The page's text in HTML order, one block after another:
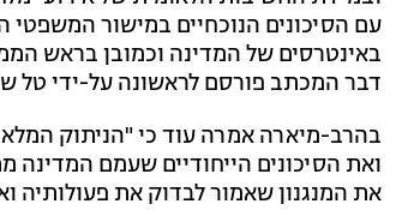
עם הסיכונים הנוכחיים במישור המשפטי
באינטרסים של המדינה וכמובן בראש
דבר המכתב פורסם לראשונה על-ידי טל
בהרב-מיארה אמרה עוד כי "הניתוק
ואת הסיכונים הייחודיים שעמם
את המנגנון שאמור לבדוק את